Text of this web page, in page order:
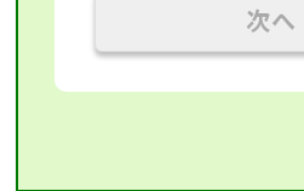
次へ